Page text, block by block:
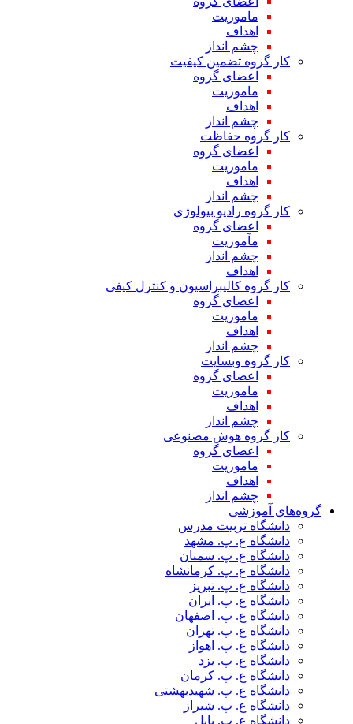
ماموریت
اهداف
چشم انداز
کار گروه تضمین کیفیت
اعضای گروه
ماموریت
اهداف
چشم انداز
کار گروه حفاظت
اعضای گروه
ماموریت
اهداف
چشم انداز
کار گروه رادیو بیولوژی
اعضای گروه
مآموریت
چشم انداز
اهداف
کار گروه کالیبراسیون و کنترل کیفی
اعضای گروه
ماموریت
اهداف
چشم انداز
کار گروه وبسایت
اعضای گروه
ماموریت
اهداف
چشم انداز
کار گروه هوش مصنوعی
اعضای گروه
ماموریت
اهداف
چشم انداز
گروه‌های آموزشی
دانشگاه تربیت مدرس
دانشگاه ع. پ. مشهد
دانشگاه ع. پ. سمنان
دانشگاه ع. پ. کرمانشاه
دانشگاه ع. پ. تبریز
دانشگاه ع. پ. ایران
دانشگاه ع. پ. اصفهان
دانشگاه ع. پ. تهران
دانشگاه ع. پ. اهواز
دانشگاه ع. پ. یزد
دانشگاه ع. پ. کرمان
دانشگاه ع. پ. شهید‌بهشتی
دانشگاه ع. پ. شیراز
دانشگاه ع. پ. بابل